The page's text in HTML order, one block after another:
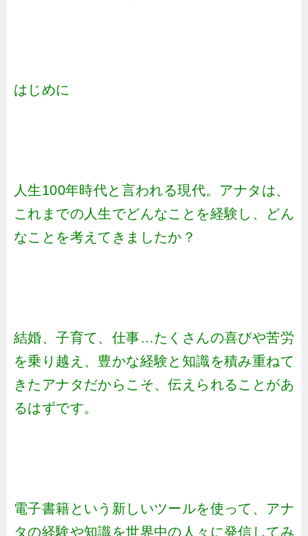
はじめに
人生100年時代と言われる現代。アナタは、
これまでの人生でどんなことを経験し、どん
なことを考えてきましたか？
結婚、子育て、仕事…たくさんの喜びや苦労
を乗り越え、豊かな経験と知識を積み重ねて
きたアナタだからこそ、伝えられることがあ
るはずです。
電子書籍という新しいツールを使って、アナ
タの経験や知識を世界中の人々に発信してみ